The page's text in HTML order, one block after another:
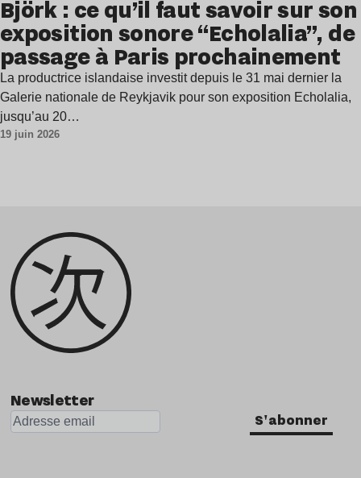
Björk : ce qu’il faut savoir sur son
exposition sonore “Echolalia”, de
passage à Paris prochainement
La productrice islandaise investit depuis le 31 mai dernier la
Galerie nationale de Reykjavik pour son exposition Echolalia,
jusqu’au 20…
19 juin 2026
Newsletter
S'abonner